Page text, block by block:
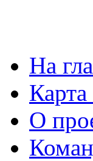
На
Карта
О